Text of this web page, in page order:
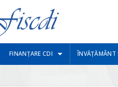
FINANȚARE CDI ÎNVĂȚĂMÂNT